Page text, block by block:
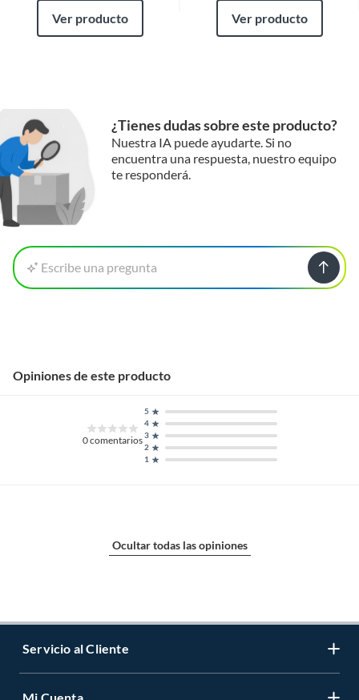
Ver producto Ver producto
¿Tienes dudas sobre este producto?
Nuestra IA puede ayudarte. Si no
encuentra una respuesta, nuestro equipo
te responderá.
Escribe una pregunta
Opiniones de este producto
0comentarios
1
2
3
4
5
Ocultar todas las opiniones
Servicio al Cliente
Contáctanos